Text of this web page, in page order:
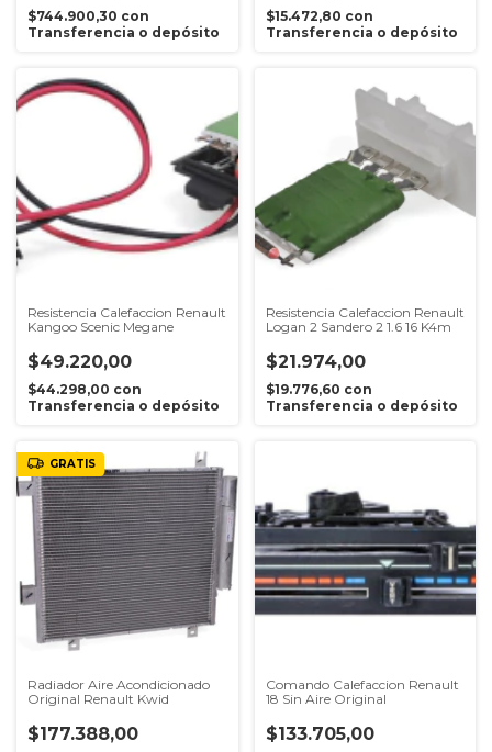
$744.900,30 con
Transferencia o depósito
$15.472,80 con
Transferencia o depósito
Resistencia Calefaccion Renault
Kangoo Scenic Megane
$49.220,00
$44.298,00 con
Transferencia o depósito
Resistencia Calefaccion Renault
Logan 2 Sandero 2 1.6 16 K4m
$21.974,00
$19.776,60 con
Transferencia o depósito
GRATIS
Radiador Aire Acondicionado
Original Renault Kwid
$177.388,00
Comando Calefaccion Renault
18 Sin Aire Original
$133.705,00